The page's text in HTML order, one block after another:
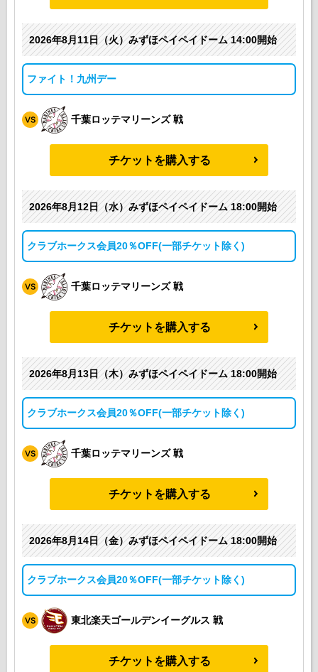
2026年8月11日（火）みずほペイペイドーム 14:00開始
ファイト！九州デー
千葉ロッテマリーンズ 戦
チケットを購入する
2026年8月12日（水）みずほペイペイドーム 18:00開始
クラブホークス会員20％OFF(一部チケット除く)
千葉ロッテマリーンズ 戦
チケットを購入する
2026年8月13日（木）みずほペイペイドーム 18:00開始
クラブホークス会員20％OFF(一部チケット除く)
千葉ロッテマリーンズ 戦
チケットを購入する
2026年8月14日（金）みずほペイペイドーム 18:00開始
クラブホークス会員20％OFF(一部チケット除く)
東北楽天ゴールデンイーグルス 戦
チケットを購入する